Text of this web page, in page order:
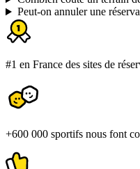
Peut-on annuler une
#1 en France des sites de
+600 000 sportifs nous font